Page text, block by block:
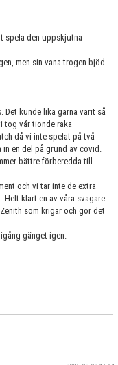
spela den uppskjutna
men sin vana trogen bjöd
Det kunde lika gärna varit så
tog vår tionde raka
då vi inte spelat på två
en del på grund av covid.
bättre förberedda till
och vi tar inte de extra
klart en av våra svagare
som krigar och gör det
gänget igen.